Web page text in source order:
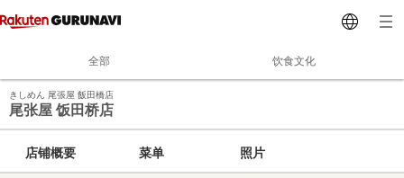
全部 饮食文化
きしめん 尾張屋 飯田橋店
尾张屋 饭田桥店
店铺概要 菜单 照片